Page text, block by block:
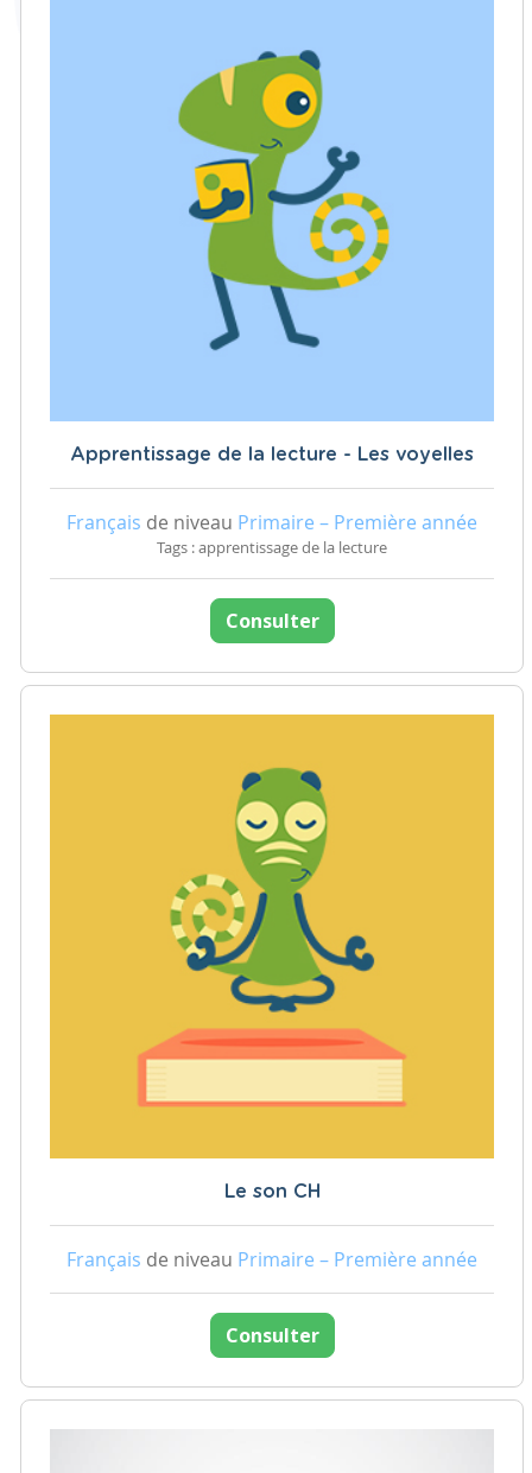
Apprentissage de la lecture - Les voyelles
Français de niveau Primaire – Première année
Tags : apprentissage de la lecture
Consulter
Le son CH
Français de niveau Primaire – Première année
Consulter